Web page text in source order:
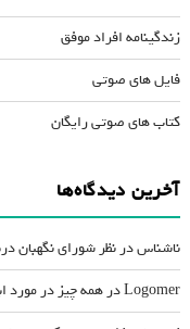
زندگینامه افراد موفق
فایل های صوتی
کتاب های صوتی رایگان
آخرین دیدگاه‌ها
ناشناسدرنظر شورای نگهبان
Logomerدرهمه چیز در مورد